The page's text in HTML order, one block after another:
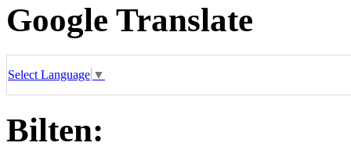
Google Translate
Select Language ▼
Bilten: